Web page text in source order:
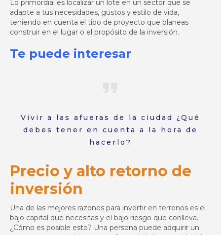
Lo primordial es localizar un lote en un sector que se
adapte a tus necesidades, gustos y estilo de vida,
teniendo en cuenta el tipo de proyecto que planeas
construir en el lugar o el propósito de la inversión.
Te puede interesar
Vivir a las afueras de la ciudad ¿Qué
debes tener en cuenta a la hora de
hacerlo?
Precio y alto retorno de
inversión
Una de las mejores razones para invertir en terrenos es el
bajo capital que necesitas y el bajo riesgo que conlleva.
¿Cómo es posible esto? Una persona puede adquirir un